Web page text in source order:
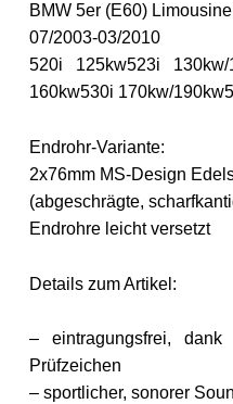
BMW 5er (E60) Limousine
07/2003-03/2010
520i 125kw523i 130kw/
160kw530i 170kw/190kw
Endrohr-Variante:
2x76mm MS-Design
(abgeschrägte,
Endrohre leicht versetzt
Details zum Artikel:
– eintragungsfrei, dank
Prüfzeichen
– sportlicher, sonorer